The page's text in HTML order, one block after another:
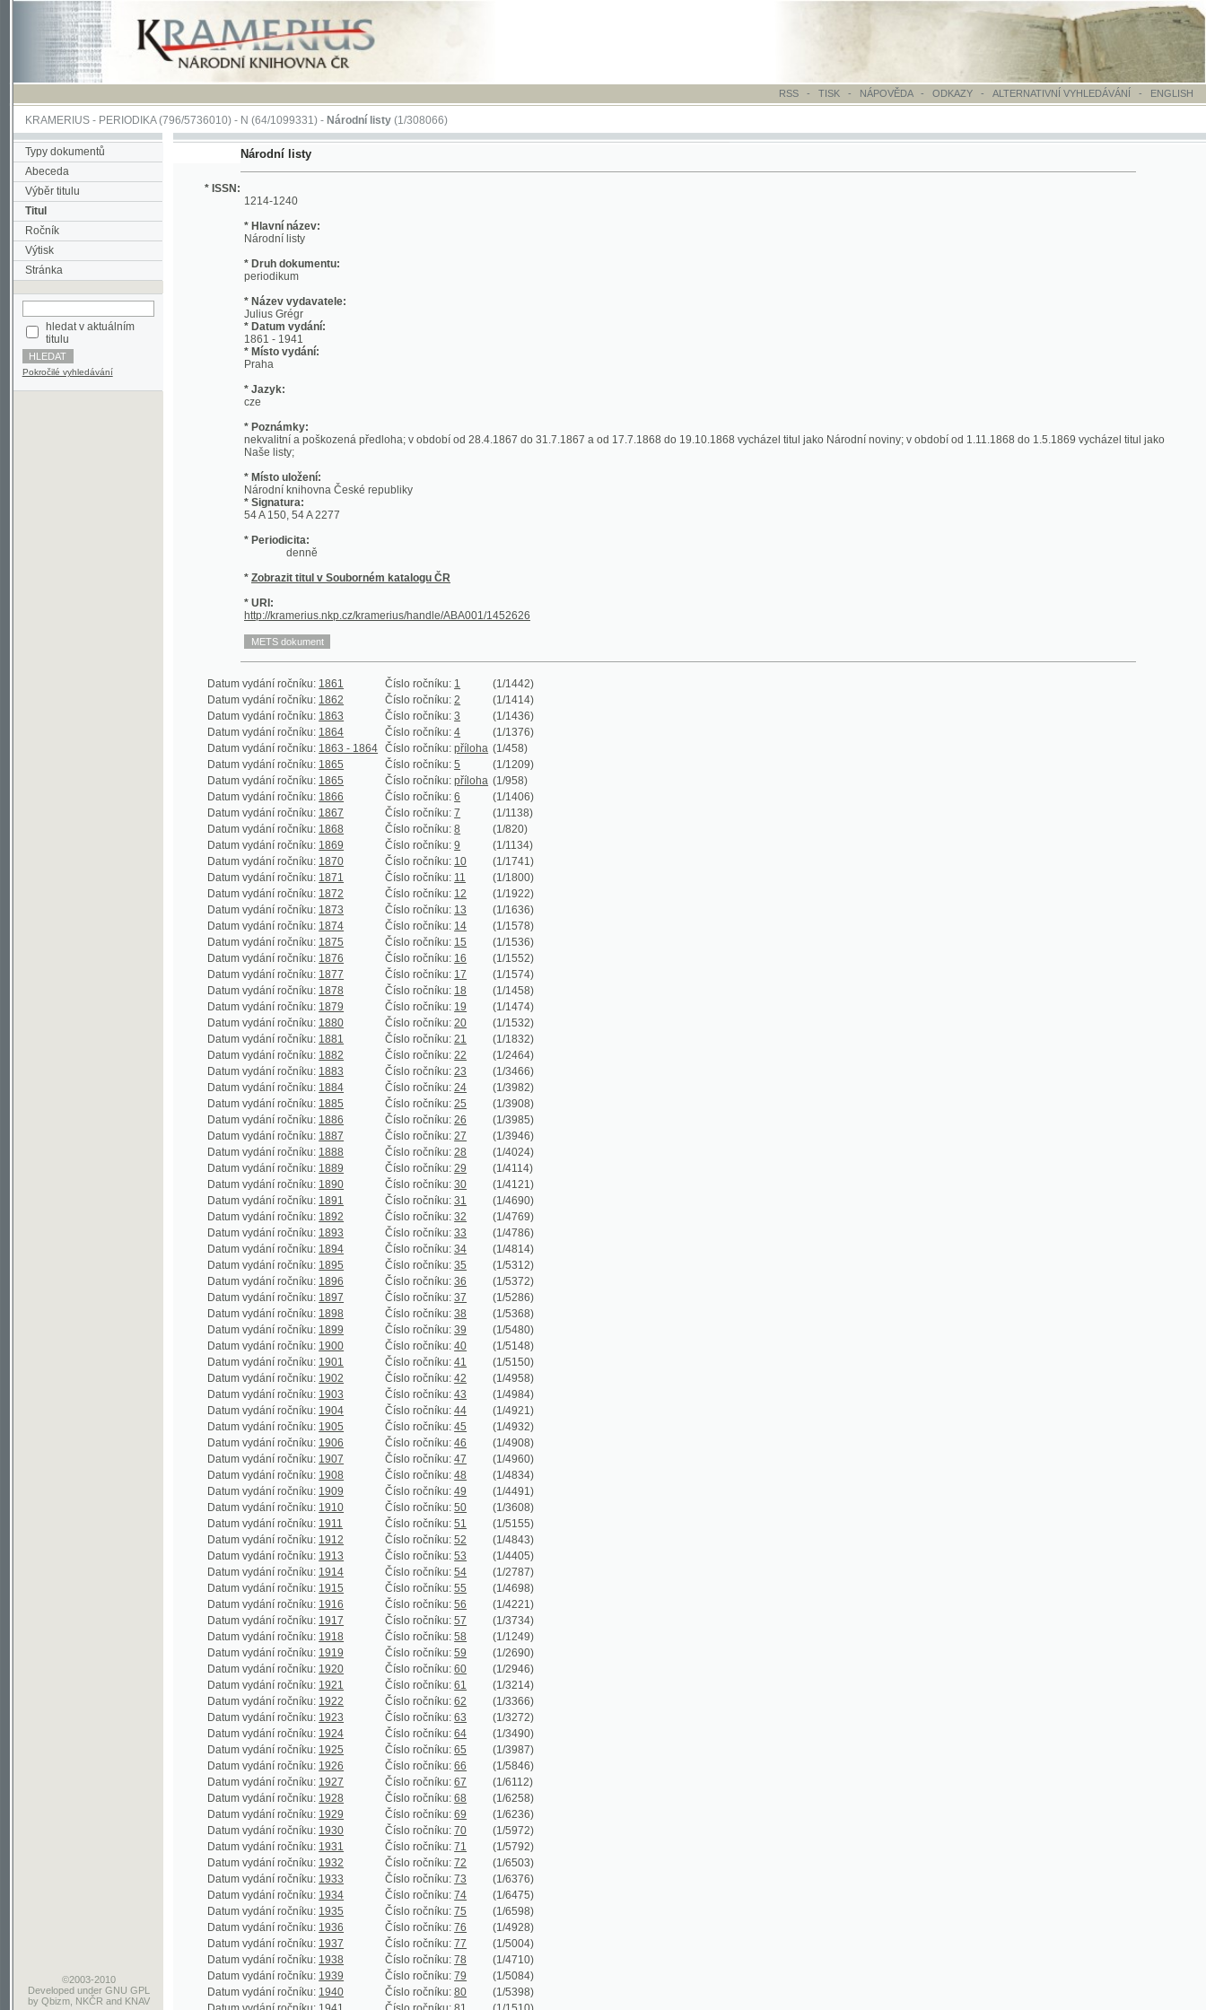
RSS - TISK-NÁPOVĚDA - ODKAZY - ALTERNATIVNÍ VYHLEDÁVÁNÍ- ENGLISH
KRAMERIUS-PERIODIKA(796/5736010) -N(64/1099331) -Národní listy(1/308066)
Typy dokumentů
Abeceda
Výběr titulu
Titul
Ročník
Výtisk
Stránka
hledat v aktuálním
Pokročilé vyhledávání
Národní listy
1214-1240
* Hlavní název:
* Druh dokumentu:
* Název vydavatele:
Julius Grégr
* Datum vydání:
1861 - 1941
* Místo vydání:
* Jazyk:
* Poznámky:
nekvalitní a poškozená předloha; v období od 28.4.1867 do 31.7.1867 a od 17.7.1868 do 19.10.1868 vycházel titul jako Národní noviny; v období od 1.11.1868 do 1.5.1869 vycházel titul jako
* Místo uložení:
Národní knihovna České republiky
* Signatura:
* Periodicita:
denně
http://kramerius.nkp.cz/kramerius/handle/ABA001/1452626
Datum vydání ročníku:1861 Číslo ročníku:1
(1/1442)
Datum vydání ročníku:1862
Datum vydání ročníku:1863
Datum vydání ročníku:1864 Číslo ročníku:4
(1/1376)
Datum vydání ročníku:1863 - 1864 Číslo ročníku:příloha (1/458)
Datum vydání ročníku:1865 Číslo ročníku:5
(1/1209)
Datum vydání ročníku:1865 Číslo ročníku: příloha
(1/958)
Datum vydání ročníku:1866 Číslo ročníku:
(1/1406)
Datum vydání ročníku:1867 Číslo ročníku:7 (1/1138)
Datum vydání ročníku:1868 Číslo ročníku:8
(1/820)
Datum vydání ročníku:1869 Číslo ročníku:9 (1/1134)
Datum vydání ročníku:1870 Číslo ročníku:10
(1/1741)
Datum vydání ročníku:1871 Číslo ročníku:11
(1/1800)
Datum vydání ročníku:1872 Číslo ročníku:12 (1/1922)
Datum vydání ročníku:1873 Číslo ročníku:13
(1/1636)
Datum vydání ročníku:1874 Číslo ročníku:14 (1/1578)
Datum vydání ročníku:1875 Číslo ročníku:15
(1/1536)
Datum vydání ročníku:1876 Číslo ročníku: 16
(1/1552)
Datum vydání ročníku:1877 Číslo ročníku: 17 (1/1574)
Datum vydání ročníku:1878 Číslo ročníku:18 (1/1458)
Datum vydání ročníku:1879 Číslo ročníku:19
(1/1474)
Datum vydání ročníku:1880 Číslo ročníku:20 (1/1532)
Datum vydání ročníku:1881 Číslo ročníku:21
(1/1832)
Datum vydání ročníku:1882 Číslo ročníku:22 (1/2464)
Datum vydání ročníku:1883 Číslo ročníku:23
(1/3466)
Datum vydání ročníku:1884 Číslo ročníku:24
(1/3982)
Datum vydání ročníku:1885 Číslo ročníku:25
(1/3908)
Datum vydání ročníku:1886 Číslo ročníku:26
(1/3985)
Datum vydání ročníku:1887 Číslo ročníku: 27
(1/3946)
Datum vydání ročníku:1888 Číslo ročníku: 28
(1/4024)
Datum vydání ročníku:1889 Číslo ročníku:29
(1/4114)
Datum vydání ročníku:1890 Číslo ročníku:30 (1/4121)
Datum vydání ročníku:1891 Číslo ročníku:31
(1/4690)
Datum vydání ročníku:1892 Číslo ročníku:32 (1/4769)
Datum vydání ročníku:1893 Číslo ročníku:33
(1/4786)
Datum vydání ročníku:1894 Číslo ročníku:34
(1/4814)
Datum vydání ročníku:1895 Číslo ročníku:35
(1/5312)
Datum vydání ročníku:1896 Číslo ročníku:36
(1/5372)
Datum vydání ročníku:1897 Číslo ročníku:37
(1/5286)
Datum vydání ročníku:1898 Číslo ročníku: 38
(1/5368)
Datum vydání ročníku:1899 Číslo ročníku: 39
(1/5480)
Datum vydání ročníku:1900 Číslo ročníku:40
(1/5148)
Datum vydání ročníku:1901 Číslo ročníku:41 (1/5150)
Datum vydání ročníku:1902 Číslo ročníku:42 (1/4958)
Datum vydání ročníku:1903 Číslo ročníku:43
(1/4984)
Datum vydání ročníku:1904 Číslo ročníku:44
(1/4921)
Datum vydání ročníku:1905 Číslo ročníku:45
(1/4932)
Datum vydání ročníku:1906 Číslo ročníku:46
(1/4908)
Datum vydání ročníku:1907 Číslo ročníku:47
(1/4960)
Datum vydání ročníku:1908 Číslo ročníku:48
(1/4834)
Datum vydání ročníku:1909 Číslo ročníku: 49
(1/4491)
Datum vydání ročníku:1910 Číslo ročníku: 50
(1/3608)
Datum vydání ročníku:1911 Číslo ročníku:51 (1/5155)
Datum vydání ročníku:1912 Číslo ročníku:52
(1/4843)
Datum vydání ročníku:1913 Číslo ročníku:53 (1/4405)
Datum vydání ročníku:1914 Číslo ročníku:54
(1/2787)
Datum vydání ročníku:1915 Číslo ročníku:55
(1/4698)
Datum vydání ročníku:1916 Číslo ročníku:56
(1/4221)
Datum vydání ročníku:1917 Číslo ročníku:57
(1/3734)
Datum vydání ročníku:1918 Číslo ročníku:58
(1/1249)
Datum vydání ročníku:1919 Číslo ročníku:59
(1/2690)
Datum vydání ročníku:1920 Číslo ročníku: 60
(1/2946)
Datum vydání ročníku:1921 Číslo ročníku: 61 (1/3214)
Datum vydání ročníku:1922 Číslo ročníku:62
(1/3366)
Datum vydání ročníku:1923 Číslo ročníku:63 (1/3272)
Datum vydání ročníku:1924 Číslo ročníku:64
(1/3490)
Datum vydání ročníku:1925 Číslo ročníku:65
(1/3987)
Datum vydání ročníku:1926 Číslo ročníku:66
(1/5846)
Datum vydání ročníku:1927 Číslo ročníku:67
(1/6112)
Datum vydání ročníku:1928 Číslo ročníku:68
(1/6258)
Datum vydání ročníku:1929 Číslo ročníku:69
(1/6236)
Datum vydání ročníku:1930 Číslo ročníku:70
(1/5972)
Datum vydání ročníku:1931 Číslo ročníku: 71
(1/5792)
Datum vydání ročníku:1932 Číslo ročníku: 72 (1/6503)
Datum vydání ročníku:1933 Číslo ročníku:73
(1/6376)
Datum vydání ročníku:1934 Číslo ročníku:74 (1/6475)
Datum vydání ročníku:1935 Číslo ročníku:75
(1/6598)
Datum vydání ročníku:1936 Číslo ročníku:76
(1/4928)
Datum vydání ročníku:1937 Číslo ročníku:77
(1/5004)
Datum vydání ročníku:1938 Číslo ročníku:78
(1/4710)
Datum vydání ročníku:1939 Číslo ročníku:79
(1/5084)
Datum vydání ročníku:1940 Číslo ročníku:80
(1/5398)
Datum vydání ročníku:1941 Číslo ročníku:81 (1/1510)